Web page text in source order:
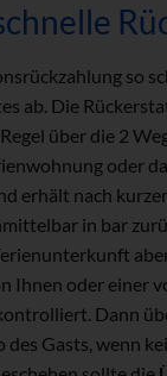
so
ab. Die
über die 2
oder
erhält nach
in bar
Ihnen oder einer
Dann
Gasts, wenn